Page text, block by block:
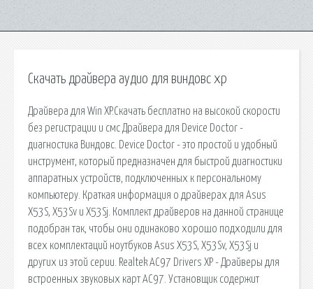
Скачать драйвера аудио для виндовс хр
Драйвера для Win XP.Скачать бесплатно на высокой скорости
без регистрации и смс Драйвера для Device Doctor -
диагностика Виндовс. Device Doctor - это простой и удобный
инструмент, который предназначен для быстрой диагностики
аппаратных устройств, подключенных к персональному
компьютеру. Краткая информация о драйверах для Asus
X53S, X53Sv и X53Sj. Комплект драйверов на данной странице
подобран так, чтобы они одинаково хорошо подходили для
всех комплектаций ноутбуков Asus X53S, X53Sv, X53Sj и
других из этой серии. Realtek AC97 Drivers XP - Драйверы для
встроенных звуковых карт AC97. Установщик содержит